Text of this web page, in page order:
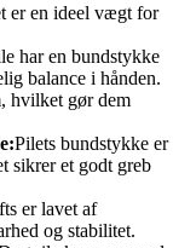
er en ideel vægt for
har en bundstykke
balance i hånden.
hvilket gør dem
Pilets bundstykke er
sikrer et godt greb
er lavet af
og stabilitet.